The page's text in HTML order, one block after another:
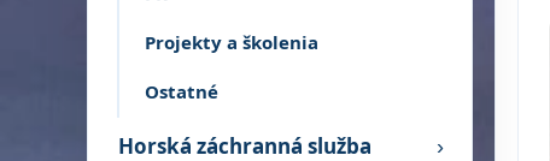
Projekty a školenia
Ostatné
Horská záchranná služba ›